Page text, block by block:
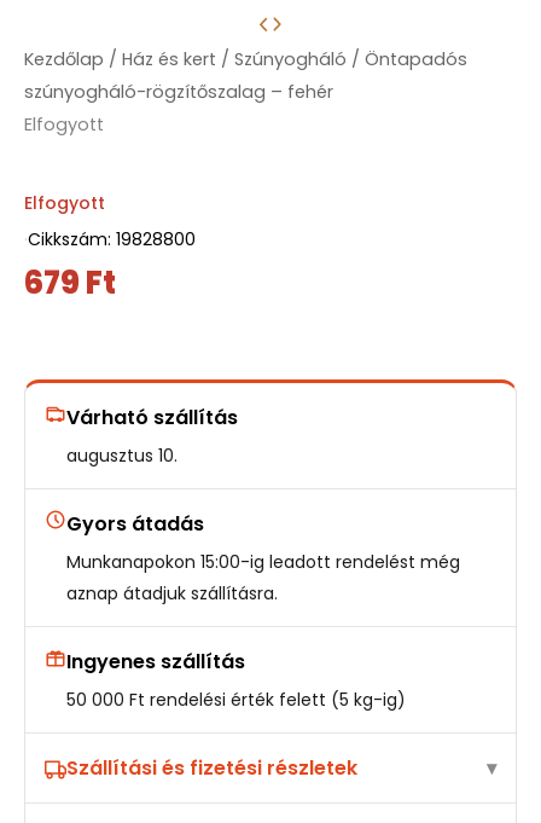
Kezdőlap / Ház és kert / Szúnyogháló / Öntapadós
szúnyogháló-rögzítőszalag – fehér
679Ft
Elfogyott
Várható szállítás
augusztus 10.
Gyors átadás
Munkanapokon 15:00-ig leadott rendelést még
aznap átadjuk szállításra.
Ingyenes szállítás
50 000 Ft rendelési érték felett (5 kg-ig)
Szállítási és fizetési részletek
Elfogyott
·Cikkszám: 19828800